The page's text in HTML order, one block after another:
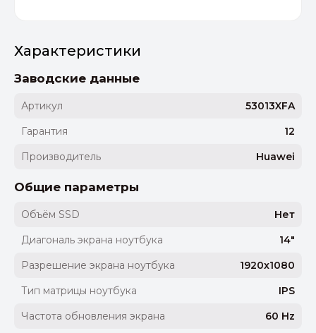
Характеристики
Заводские данные
Артикул
53013XFA
Гарантия
12
Производитель
Huawei
Общие параметры
Объём SSD
Нет
Диагональ экрана ноутбука
14"
Разрешение экрана ноутбука
1920x1080
Тип матрицы ноутбука
IPS
Частота обновления экрана
60 Hz